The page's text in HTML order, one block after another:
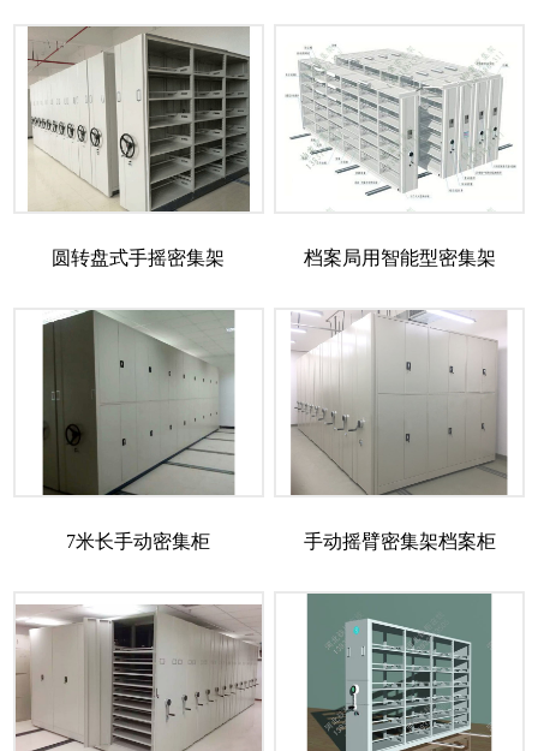
圆转盘式手摇密集架 档案局用智能型密集架
7米长手动密集柜 手动摇臂密集架档案柜